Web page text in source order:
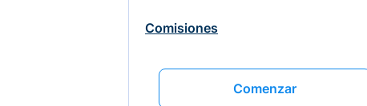
Comisiones
Comenzar